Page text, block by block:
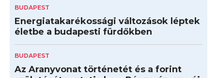
BUDAPEST
Energiatakarékossági változások léptek
életbe a budapesti fürdőkben
BUDAPEST
Az Aranyvonat történetét és a forint